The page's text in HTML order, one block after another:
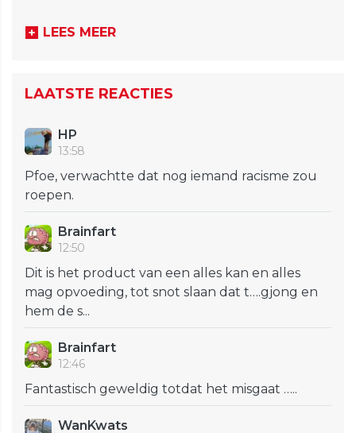
LEES MEER
LAATSTE REACTIES
HP
13:58
Pfoe, verwachtte dat nog iemand racisme zou
roepen.
Brainfart
12:50
Dit is het product van een alles kan en alles
mag opvoeding, tot snot slaan dat t….gjong en
hem de s...
Brainfart
12:46
Fantastisch geweldig totdat het misgaat …..
WanKwats